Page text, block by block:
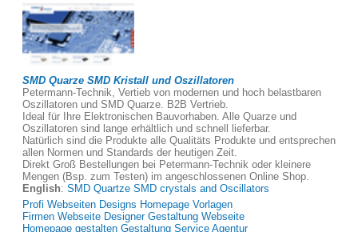
SMD Quarze SMD Kristall und Oszillatoren
Petermann-Technik, Vertieb von modernen und hoch belastbaren
Oszillatoren und SMD Quarze. B2B Vertrieb.
Ideal für Ihre Elektronischen Bauvorhaben. Alle Quarze und
Oszillatoren sind lange erhältlich und schnell lieferbar.
Natürlich sind die Produkte alle Qualitäts Produkte und entsprechen
allen Normen und Standards der heutigen Zeit.
Direkt Groß Bestellungen bei Petermann-Technik oder kleinere
Mengen (Bsp. zum Testen) im angeschlossenen Online Shop.
English: SMD Quartze SMD crystals and Oscillators
Profi Webseiten Designs Homepage Vorlagen
Firmen Webseite Designer Gestaltung Webseite
Homepage gestalten Gestaltung Service Agentur